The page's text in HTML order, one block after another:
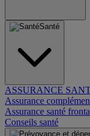
Santé
ASSURANCE
Assurance
Assurance santé
Conseils santé